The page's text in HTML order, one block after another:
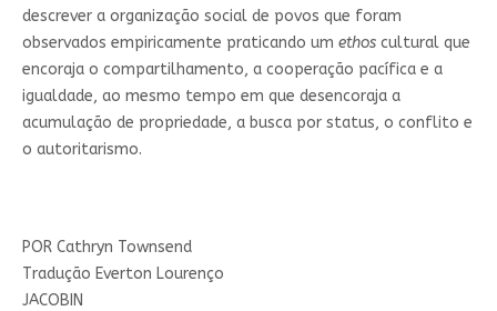
descrever a organização social de povos que foram
observados empiricamente praticando um ethos cultural que
encoraja o compartilhamento, a cooperação pacífica e a
igualdade, ao mesmo tempo em que desencoraja a
acumulação de propriedade, a busca por status, o conflito e
o autoritarismo.
POR Cathryn Townsend
Tradução Everton Lourenço
JACOBIN